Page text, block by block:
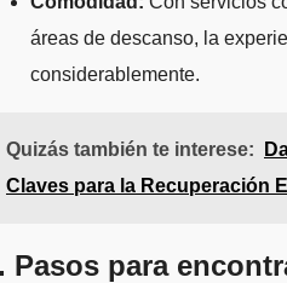
áreas de descanso, la
considerablemente.
Quizás también te interese:
Claves para la Recuperación
Pasos para